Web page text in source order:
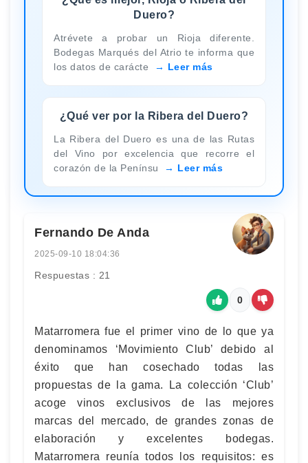
Duero?
Atrévete a probar un Rioja diferente.
Bodegas Marqués del Atrio te informa que
los datos de carácte
Leer más
¿Qué ver por la Ribera del Duero?
La Ribera del Duero es una de las Rutas
del Vino por excelencia que recorre el
corazón de la Penínsu
Leer más
Fernando De Anda
2025-09-10 18:04:36
Respuestas : 21
0
Matarromera fue el primer vino de lo que ya
denominamos ‘Movimiento Club’ debido al
éxito que han cosechado todas las
propuestas de la gama. La colección ‘Club’
acoge vinos exclusivos de las mejores
marcas del mercado, de grandes zonas de
elaboración y excelentes bodegas.
Matarromera reunía todos los requisitos: es